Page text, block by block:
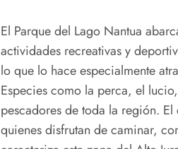
El Parque del Lago Nantua
actividades recreativas y
lo que lo hace especialmente
Especies como la perca, el
pescadores de toda la región.
quienes disfrutan de caminar,